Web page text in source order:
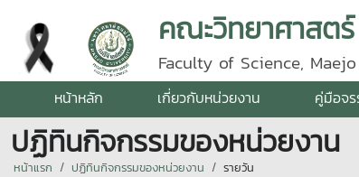
คณะวิทยาศาสต
Faculty of Science,
หน้าหลัก เกี่ยวกับหน่วยงาน คู่มือจ
ปฏิทินกิจกรรมของหน่วยงาน
หน้าแรก ปฏิทินกิจกรรมของหน่วยงาน รายวัน